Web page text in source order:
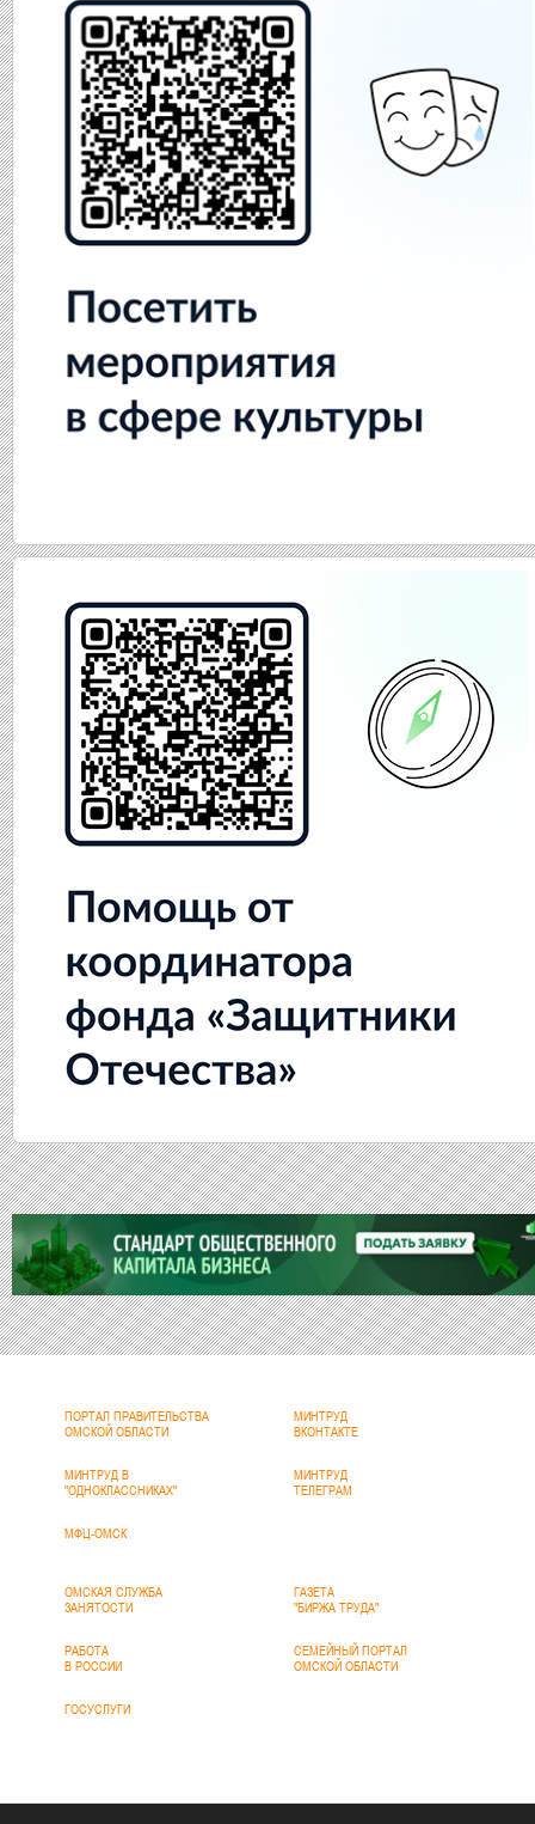
ПОРТАЛ ПРАВИТЕЛЬСТВА
ОМСКОЙ ОБЛАСТИ
МИНТРУД
ВКОНТАКТЕ
МИНТРУД В
"ОДНОКЛАССНИКАХ"
МИНТРУД
ТЕЛЕГРАМ
МФЦ-ОМСК
ОМСКАЯ СЛУЖБА
ЗАНЯТОСТИ
ГАЗЕТА
"БИРЖА ТРУДА"
РАБОТА
В РОССИИ
СЕМЕЙНЫЙ ПОРТАЛ
ОМСКОЙ ОБЛАСТИ
ГОСУСЛУГИ